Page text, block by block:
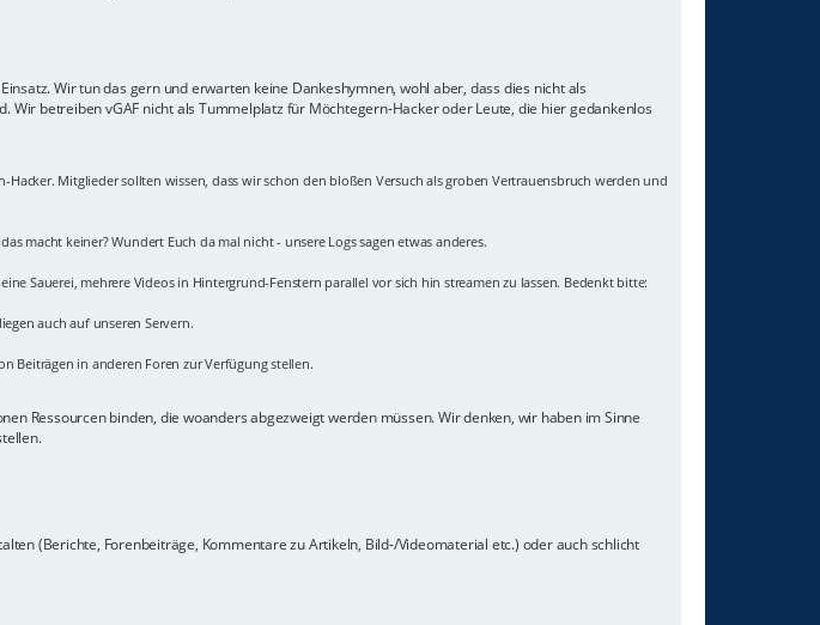
Wir tun das gern und erwarten keine Dankeshymnen, wohl aber, dass dies nicht als
betreiben vGAF nicht als Tummelplatz für Möchtegern-Hacker oder Leute, die hier gedankenlos
Mitglieder sollten wissen, dass wir schon den bloßen Versuch als groben Vertrauensbruch werden und
macht keiner? Wundert Euch da mal nicht - unsere Logs sagen etwas anderes.
Sauerei, mehrere Videos in Hintergrund-Fenstern parallel vor sich hin streamen zu lassen. Bedenkt bitte:
auch auf unseren Servern.
Beiträgen in anderen Foren zur Verfügung stellen.
Ressourcen binden, die woanders abgezweigt werden müssen. Wir denken, wir haben im Sinne
(Berichte, Forenbeiträge, Kommentare zu Artikeln, Bild-/Videomaterial etc.) oder auch schlicht